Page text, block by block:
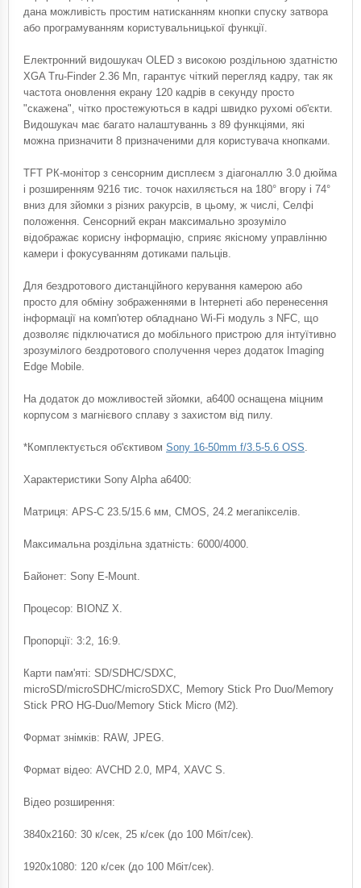
дана можливість простим натисканням кнопки спуску затвора
або програмуванням користувальницької функції.
Електронний видошукач OLED з високою роздільною здатністю
XGA Tru-Finder 2.36 Мп, гарантує чіткий перегляд кадру, так як
частота оновлення екрану 120 кадрів в секунду просто
"скажена", чітко простежуються в кадрі швидко рухомі об'єкти.
Видошукач має багато налаштуваннь з 89 функціями, які
можна призначити 8 призначеними для користувача кнопками.
TFT РК-монітор з сенсорним дисплеєм з діагоналлю 3.0 дюйма
і розширенням 9216 тис. точок нахиляється на 180° вгору і 74°
вниз для зйомки з різних ракурсів, в цьому, ж числі, Селфі
положення. Сенсорний екран максимально зрозуміло
відображає корисну інформацію, сприяє якісному управлінню
камери і фокусуванням дотиками пальців.
Для бездротового дистанційного керування камерою або
просто для обміну зображеннями в Інтернеті або перенесення
інформації на комп'ютер обладнано Wi-Fi модуль з NFC, що
дозволяє підключатися до мобільного пристрою для інтуїтивно
зрозумілого бездротового сполучення через додаток Imaging
Edge Mobile.
На додаток до можливостей зйомки, a6400 оснащена міцним
корпусом з магнієвого сплаву з захистом від пилу.
*Комплектується об'єктивом Sony 16-50mm f/3.5-5.6 OSS
Характеристики Sony Alpha a6400:
Матриця: APS-C 23.5/15.6 мм, CMOS, 24.2 мегапікселів.
Максимальна роздільна здатність: 6000/4000.
Байонет: Sony E-Mount.
Процесор: BIONZ X.
Пропорції: 3:2, 16:9.
Карти пам'яті: SD/SDHC/SDXC,
microSD/microSDHC/microSDXC, Memory Stick Pro Duo/Memory
Stick PRO HG-Duo/Memory Stick Micro (M2).
Формат знімків: RAW, JPEG.
Формат відео: AVCHD 2.0, MP4, XAVC S.
Відео розширення:
3840x2160: 30 к/сек, 25 к/сек (до 100 Мбіт/сек).
1920x1080: 120 к/сек (до 100 Мбіт/сек).